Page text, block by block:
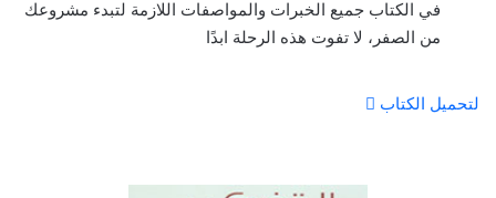
في الكتاب جميع الخبرات والمواصفات اللازمة لتبدء مشروعك
من الصفر، لا تفوت هذه الرحلة ابدًا
لتحميل الكتاب